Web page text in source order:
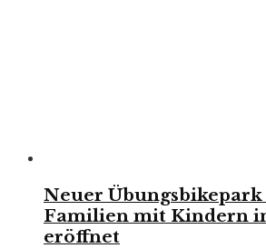
Neuer
Familien mit Kindern
eröffnet